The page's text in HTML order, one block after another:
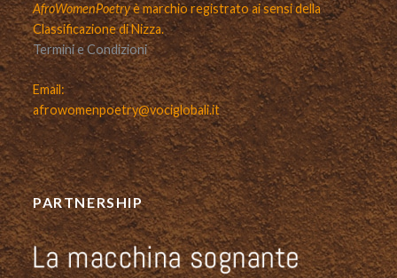
AfroWomenPoetryè marchio registrato ai sensi della
Classificazione di Nizza.
Termini e Condizioni
Email:
afrowomenpoetry@vociglobali.it
PARTNERSHIP